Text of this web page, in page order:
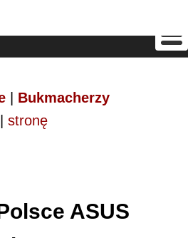
Bukmacherzy
stronę
ASUS